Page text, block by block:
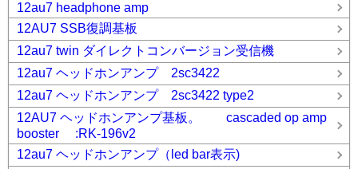
12au7 headphone amp
12AU7 SSB復調基板
12au7 twin ダイレクトコンバージョン受信機
12au7 ヘッドホンアンプ 2sc3422
12au7 ヘッドホンアンプ 2sc3422 type2
12AU7 ヘッドホンアンプ基板。 cascaded op amp
booster :RK-196v2
12au7 ヘッドホンアンプ（led bar表示)